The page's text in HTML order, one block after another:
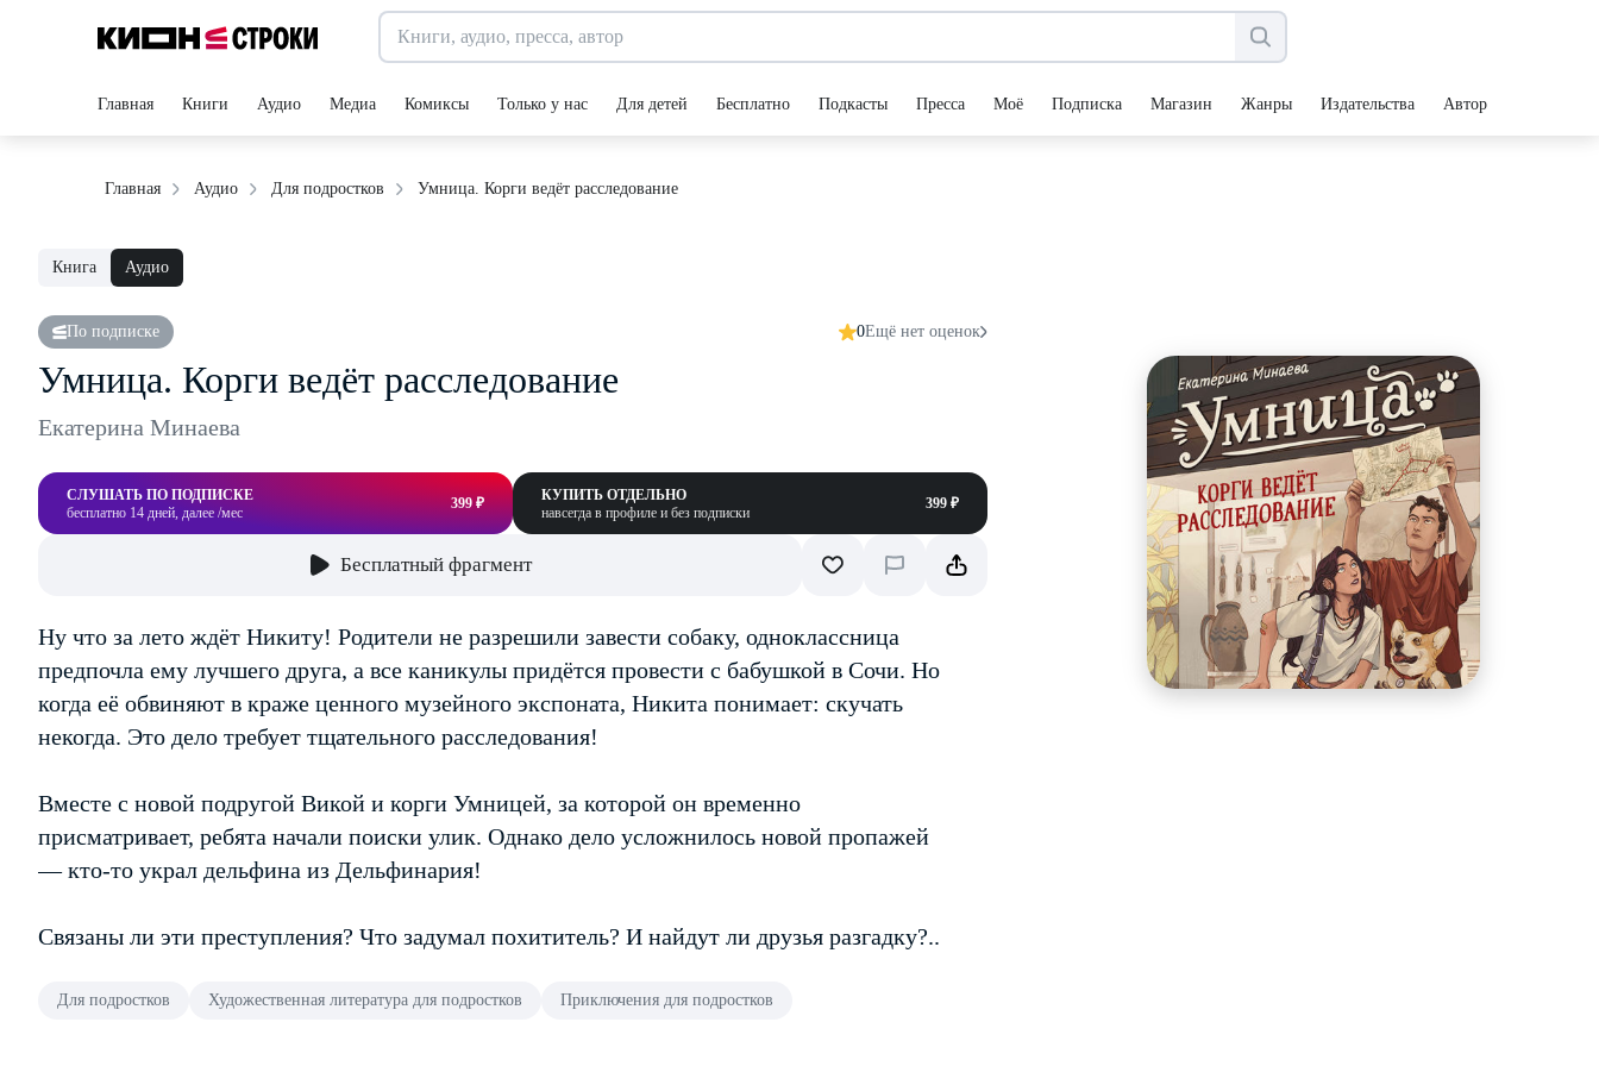
Главная Книги Аудио Медиа Комиксы Только у нас Для детей Бесплатно Подкасты Пресса Моё Подписка Магазин Жанры Издательства Авторы
Главная Аудио Для подростков Умница. Корги ведёт расследование
Книга Аудио
По подписке 0Ещё нет оценок
Умница. Корги ведёт расследование
Екатерина Минаева
СЛУШАТЬ ПО ПОДПИСКЕ
бесплатно 14 дней, далее /мес
399 ₽
КУПИТЬ ОТДЕЛЬНО
навсегда в профиле и без подписки
399 ₽
Бесплатный фрагмент
Ну что за лето ждёт Никиту! Родители не разрешили завести собаку, одноклассница
предпочла ему лучшего друга, а все каникулы придётся провести с бабушкой в Сочи. Но
когда её обвиняют в краже ценного музейного экспоната, Никита понимает: скучать
некогда. Это дело требует тщательного расследования!
Вместе с новой подругой Викой и корги Умницей, за которой он временно
присматривает, ребята начали поиски улик. Однако дело усложнилось новой пропажей
— кто-то украл дельфина из Дельфинария!
Связаны ли эти преступления? Что задумал похититель? И найдут ли друзья разгадку?..
Для подростков Художественная литература для подростков Приключения для подростков